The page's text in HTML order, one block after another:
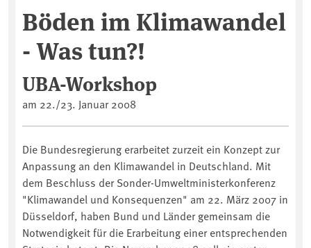
Böden im Klimawandel
- Was tun?!
UBA-Workshop
am 22./23. Januar 2008
Die Bundesregierung erarbeitet zurzeit ein Konzept zur
Anpassung an den Klimawandel in Deutschland. Mit
dem Beschluss der Sonder-Umweltministerkonferenz
"Klimawandel und Konsequenzen" am 22. März 2007 in
Düsseldorf, haben Bund und Länder gemeinsam die
Notwendigkeit für die Erarbeitung einer entsprechenden